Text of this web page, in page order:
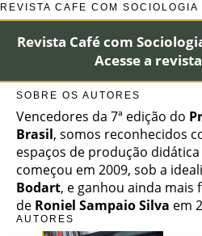
REVISTA CAFÉ COM SOCIOLOGIA
Revista Café com
Acesse a
SOBRE OS AUTORES
Vencedores da 7ª edição do
Brasil, somos reconhecidos
espaços de produção
começou em 2009, sob a
Bodart, e ganhou ainda mais
de Roniel Sampaio Silva em
AUTORES